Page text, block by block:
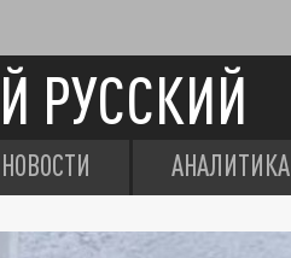
РУССКИЙ
НОВОСТИ АНАЛИТИКА